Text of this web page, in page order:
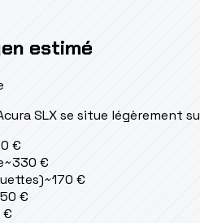
estimé
SLX se situe légèrement
€
~330 €
~170 €
€
€